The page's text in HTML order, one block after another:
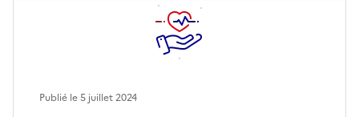
Publié le5 juillet 2024